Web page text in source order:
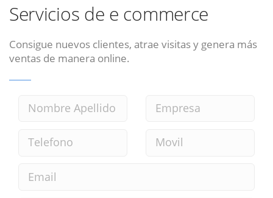
Servicios de e commerce
Consigue nuevos clientes, atrae visitas y genera más
ventas de manera online.